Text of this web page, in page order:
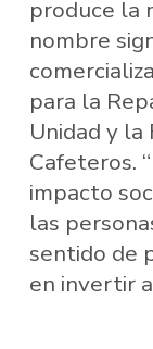
produce la
nombre
para la
Unidad y la
Cafeteros.
impacto
las
sentido de
en invertir